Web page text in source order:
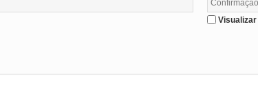
Visualizar